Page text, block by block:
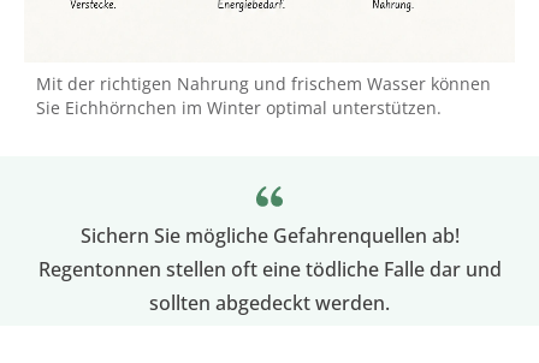
Mit der richtigen Nahrung und frischem Wasser können
Sie Eichhörnchen im Winter optimal unterstützen.
Sichern Sie mögliche Gefahrenquellen ab!
Regentonnen stellen oft eine tödliche Falle dar und
sollten abgedeckt werden.